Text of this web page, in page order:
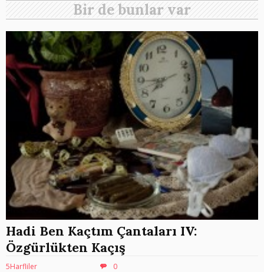
Bir de bunlar var
Hadi Ben Kaçtım Çantaları IV:
Özgürlükten Kaçış
5Harfliler 0